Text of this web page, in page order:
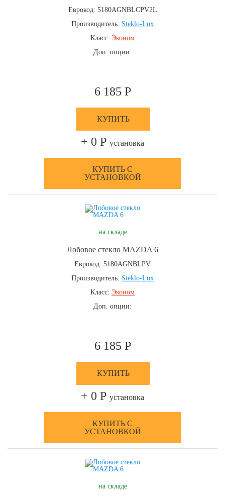
Еврокод: 5180AGNBLCPV2L
Производитель: Steklo-Lux
Класс: Эконом
Доп. опции:
6 185 Р
КУПИТЬ
+ 0 Р установка
КУПИТЬ С
УСТАНОВКОЙ
на складе
Лобовое стекло MAZDA 6
Еврокод: 5180AGNBLPV
Производитель: Steklo-Lux
Класс: Эконом
Доп. опции:
6 185 Р
КУПИТЬ
+ 0 Р установка
КУПИТЬ С
УСТАНОВКОЙ
на складе